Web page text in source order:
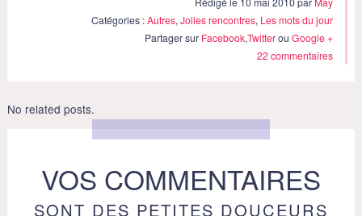
Catégories :Autres,Jolies rencontres, Les mots du jour
Partager sur Facebook,TwitterouGoogle +
22 commentaires
No related posts.
VOS COMMENTAIRES
SONT DES PETITES DOUCEURS